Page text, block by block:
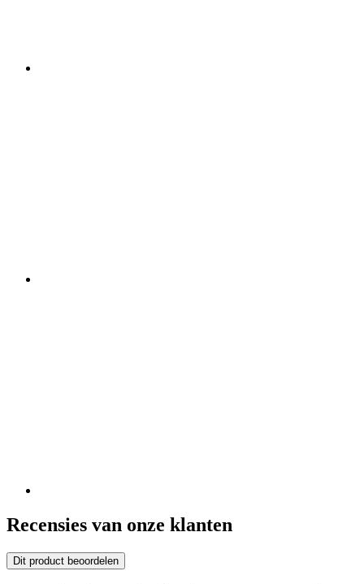
Recensies van onze klanten
Dit product beoordelen